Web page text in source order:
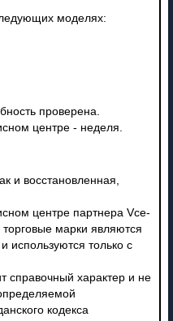
моделях:
проверена.
центре - неделя.
и восстановленная,
центре партнера Vce-
марки являются
используются только с
справочный характер и не
кодекса